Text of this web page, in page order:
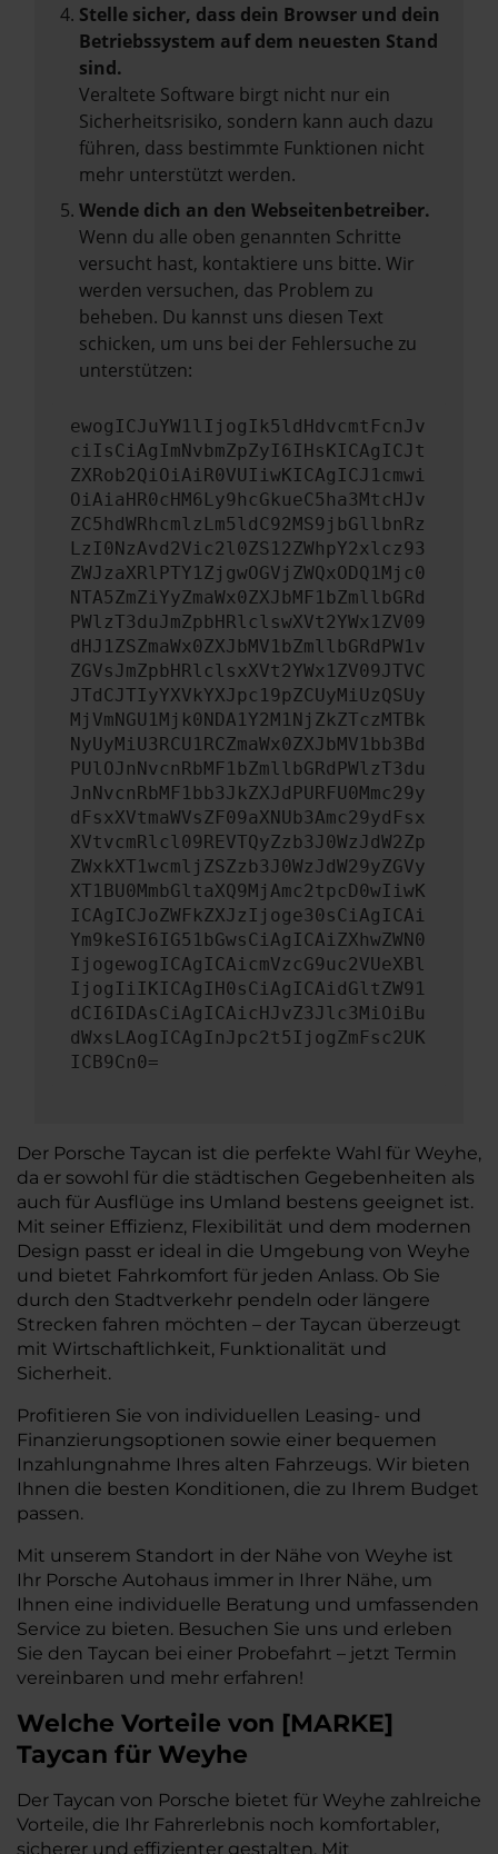
Stelle sicher, dass dein Browser und dein
Betriebssystem auf dem neuesten Stand
sind.
Veraltete Software birgt nicht nur ein
Sicherheitsrisiko, sondern kann auch dazu
führen, dass bestimmte Funktionen nicht
mehr unterstützt werden.
Wende dich an den Webseitenbetreiber.
Wenn du alle oben genannten Schritte
versucht hast, kontaktiere uns bitte. Wir
werden versuchen, das Problem zu
beheben. Du kannst uns diesen Text
schicken, um uns bei der Fehlersuche zu
unterstützen:
ewogICJuYW1lIjogIk5ldHdvcmtFcnJv
ciIsCiAgImNvbmZpZyI6IHsKICAgICJt
ZXRob2QiOiAiR0VUIiwKICAgICJ1cmwi
OiAiaHR0cHM6Ly9hcGkueC5ha3MtcHJv
ZC5hdWRhcmlzLm5ldC92MS9jbGllbnRz
LzI0NzAvd2Vic2l0ZS12ZWhpY2xlcz93
ZWJzaXRlPTY1ZjgwOGVjZWQxODQ1Mjc0
NTA5ZmZiYyZmaWx0ZXJbMF1bZmllbGRd
PWlzT3duJmZpbHRlclswXVt2YWx1ZV09
dHJ1ZSZmaWx0ZXJbMV1bZmllbGRdPW1v
ZGVsJmZpbHRlclsxXVt2YWx1ZV09JTVC
JTdCJTIyYXVkYXJpc19pZCUyMiUzQSUy
MjVmNGU1Mjk0NDA1Y2M1NjZkZTczMTBk
NyUyMiU3RCU1RCZmaWx0ZXJbMV1bb3Bd
PUlOJnNvcnRbMF1bZmllbGRdPWlzT3du
JnNvcnRbMF1bb3JkZXJdPURFU0Mmc29y
dFsxXVtmaWVsZF09aXNUb3Amc29ydFsx
XVtvcmRlcl09REVTQyZzb3J0WzJdW2Zp
ZWxkXT1wcmljZSZzb3J0WzJdW29yZGVy
XT1BU0MmbGltaXQ9MjAmc2tpcD0wIiwK
ICAgICJoZWFkZXJzIjoge30sCiAgICAi
Ym9keSI6IG51bGwsCiAgICAiZXhwZWN0
IjogewogICAgICAicmVzcG9uc2VUeXBl
IjogIiIKICAgIH0sCiAgICAidGltZW91
dCI6IDAsCiAgICAicHJvZ3Jlc3MiOiBu
dWxsLAogICAgInJpc2t5IjogZmFsc2UK
ICB9Cn0=
Der Porsche Taycan ist die perfekte Wahl für Weyhe,
da er sowohl für die städtischen Gegebenheiten als
auch für Ausflüge ins Umland bestens geeignet ist.
Mit seiner Effizienz, Flexibilität und dem modernen
Design passt er ideal in die Umgebung von Weyhe
und bietet Fahrkomfort für jeden Anlass. Ob Sie
durch den Stadtverkehr pendeln oder längere
Strecken fahren möchten – der Taycan überzeugt
mit Wirtschaftlichkeit, Funktionalität und
Sicherheit.
Profitieren Sie von individuellen Leasing- und
Finanzierungsoptionen sowie einer bequemen
Inzahlungnahme Ihres alten Fahrzeugs. Wir bieten
Ihnen die besten Konditionen, die zu Ihrem Budget
passen.
Mit unserem Standort in der Nähe von Weyhe ist
Ihr Porsche Autohaus immer in Ihrer Nähe, um
Ihnen eine individuelle Beratung und umfassenden
Service zu bieten. Besuchen Sie uns und erleben
Sie den Taycan bei einer Probefahrt – jetzt Termin
vereinbaren und mehr erfahren!
Welche Vorteile von [MARKE]
Taycan für Weyhe
Der Taycan von Porsche bietet für Weyhe zahlreiche
Vorteile, die Ihr Fahrerlebnis noch komfortabler,
sicherer und effizienter gestalten. Mit